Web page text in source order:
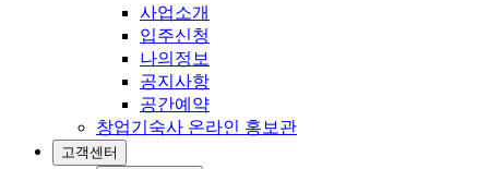
사업소개
입주신청
나의정보
공지사항
공간예약
창업기숙사 온라인 홍보관
고객센터